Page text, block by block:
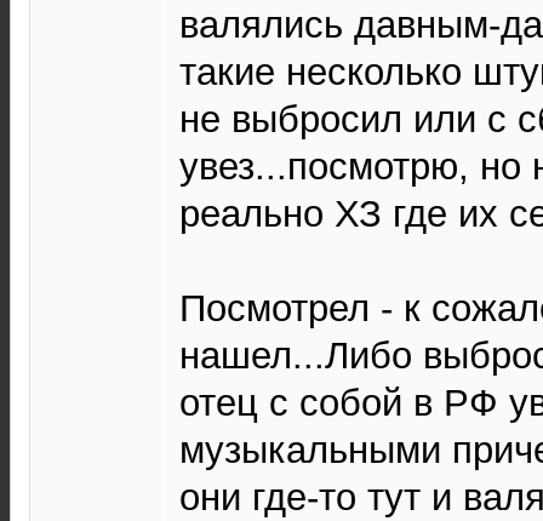
валялись давным-
такие несколько
не выбросил или с
увез...посмотрю, но
реально ХЗ где их
Посмотрел - к
нашел...Либо
отец с собой в РФ
музыкальными
они где-то тут и